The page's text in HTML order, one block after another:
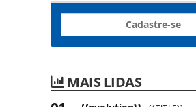
Cadastre-se
MAIS LIDAS